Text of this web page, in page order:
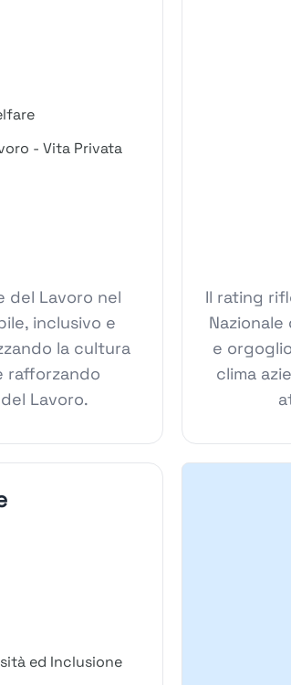
- Vita Privata
del Lavoro nel
inclusivo e
la cultura
rafforzando
Lavoro.
Il rating
e
clima
ed Inclusione